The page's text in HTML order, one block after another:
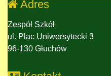
Adres
Zespół Szkół
ul. Plac Uniwersytecki 3
96-130 Głuchów